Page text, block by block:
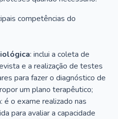
competências do
: inclui a coleta de
e a realização de testes
para fazer o diagnóstico de
um plano terapêutico;
: é o exame realizado nas
para avaliar a capacidade